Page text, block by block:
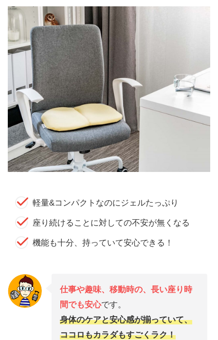
軽量&コンパクトなのにジェルたっぷり
座り続けることに対しての不安が無くなる
機能も十分、持っていて安心できる！
仕事や趣味、移動時の、長い座り時
間でも安心です。
身体のケアと安心感が揃っていて、
ココロもカラダもすごくラク！